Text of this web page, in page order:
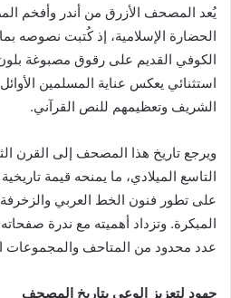
يُعد المصحف الأزرق من أندر وأفخم
الحضارة الإسلامية، إذ كُتبت نصوصه
الكوفي القديم على رقوق مصبوغة
استثنائي يعكس عناية المسلمين
الشريف وتعظيمهم للنص القرآني.
ويرجع تاريخ هذا المصحف إلى القرن
التاسع الميلادي، ما يمنحه قيمة
على تطور فنون الخط العربي
المبكرة. وتزداد أهميته مع ندرة صفحاته
عدد محدود من المتاحف والمجموعات
جهود لتعزيز الوعي بتاريخ المصحف